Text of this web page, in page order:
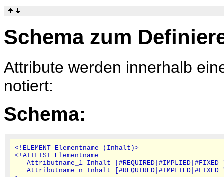
Schema zum
Attribute werden innerhalb
notiert:
Schema:
<!ELEMENT Elementname (Inhalt)>
<!ATTLIST Elementname
Attributname_1 Inhalt [#REQUIRED|#IMPLIED|#FIXED
Attributname_n Inhalt [#REQUIRED|#IMPLIED|#FIXED